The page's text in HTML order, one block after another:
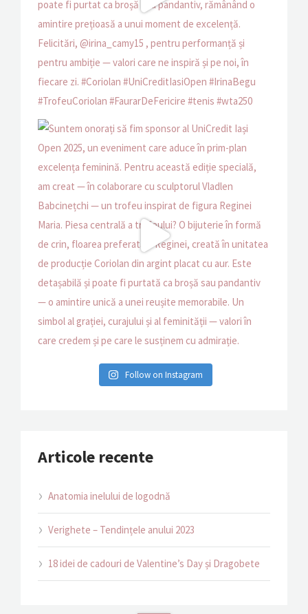
Follow on Instagram
Articole recente
Anatomia inelului de logodnă
Verighete – Tendințele anului 2023
18 idei de cadouri de Valentine’s Day și Dragobete